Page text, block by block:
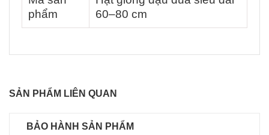
phẩm
60–80 cm
SẢN PHẨM LIÊN QUAN
BẢO HÀNH SẢN PHẨM